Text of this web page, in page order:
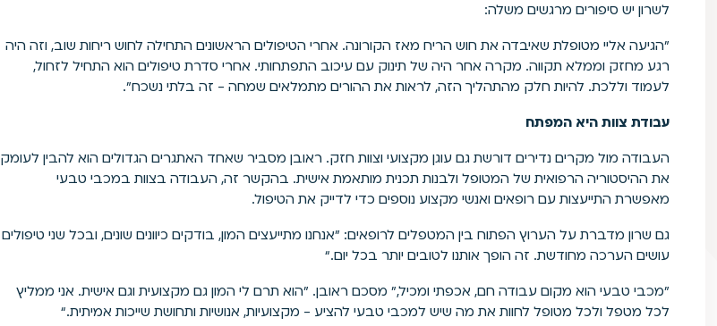
לשרון יש סיפורים מרגשים משלה:
"הגיעה אליי מטופלת שאיבדה את חוש הריח מאז הקורונה. אחרי הטיפולים הראשונים התחילה לחוש ריחות שוב, וזה היה
רגע מחזק וממלא תקווה. מקרה אחר היה של תינוק עם עיכוב התפתחותי. אחרי סדרת טיפולים הוא התחיל לזחול,
לעמוד וללכת. להיות חלק מהתהליך הזה, לראות את ההורים מתמלאים שמחה - זה בלתי נשכח".
עבודת צוות היא המפתח
העבודה מול מקרים נדירים דורשת גם עוגן מקצועי וצוות חזק. ראובן מסביר שאחד האתגרים הגדולים הוא להבין לעומק
את ההיסטוריה הרפואית של המטופל ולבנות תכנית מותאמת אישית. בהקשר זה, העבודה בצוות במכבי טבעי
מאפשרת התייעצות עם רופאים ואנשי מקצוע נוספים כדי לדייק את הטיפול.
גם שרון מדברת על הערוץ הפתוח בין המטפלים לרופאים: "אנחנו מתייעצים המון, בודקים כיוונים שונים, ובכל שני טיפולים
עושים הערכה מחודשת. זה הופך אותנו לטובים יותר בכל יום.“
"מכבי טבעי הוא מקום עבודה חם, אכפתי ומכיל," מסכם ראובן. "הוא תרם לי המון גם מקצועית וגם אישית. אני ממליץ
לכל מטפל ולכל מטופל לחוות את מה שיש למכבי טבעי להציע - מקצועיות, אנושיות ותחושת שייכות אמיתית.“